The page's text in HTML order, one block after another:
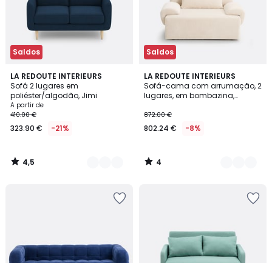
Saldos
LA REDOUTE INTERIEURS
Sofá 2 lugares em
poliéster/algodão, Jimi
A partir de
410.00 €
323.90 € -21%
4,5
/ 5
3
Cores
4,5
/
Saldos
LA REDOUTE INTERIEURS
Sofá-cama com arrumação, 2
lugares, em bombazina,
872.00 €
802.24 € -8%
4
/
5
7
Cores
4
/